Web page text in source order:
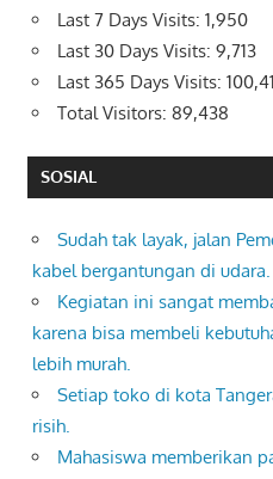
Last 7 Days Visits: 1,950
Last 30 Days Visits: 9,713
Last 365 Days Visits:
Total Visitors: 89,438
SOSIAL
Sudah tak layak, jalan
kabel bergantungan di udara.
Kegiatan ini sangat
karena bisa membeli
lebih murah.
Setiap toko di kota
risih.
Mahasiswa memberikan